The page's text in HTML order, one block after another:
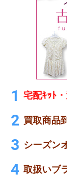
宅配ｷｯﾄ
買取商品
シーズン
取扱いブ